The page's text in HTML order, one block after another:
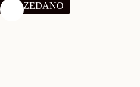
SPRZEDANO